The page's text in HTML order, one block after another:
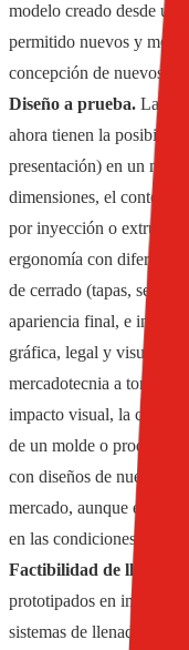
modelo creado desde un
permitido nuevos y
concepción de nuevos
Diseño a prueba. Las
ahora tienen la
presentación) en un
dimensiones, el
por inyección o
ergonomía con
de cerrado (tapas, sellos,
apariencia final, e
gráfica, legal y visual
mercadotecnia a tomar
impacto visual, la
de un molde o
con diseños de nuevos
mercado, aunque éstos
en las condiciones reales
Factibilidad de llenado.
prototipados en
sistemas de llenado in